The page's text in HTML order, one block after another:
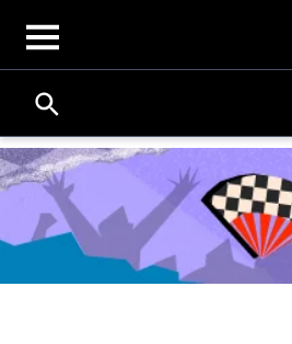
Open
menu
Search
Click
Expand
Search
Input